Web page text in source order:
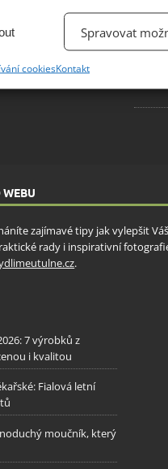
informací.
Spravovat
cookiesKontakt
WEBU
zajímavé tipy jak vylepšit
rady i inspirativní
.
7 výrobků z
i kvalitou
Fialová letní
moučník, který